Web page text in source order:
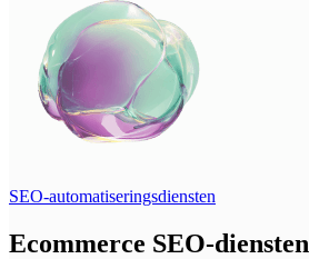
SEO-automatiseringsdiensten
Ecommerce SEO-diensten